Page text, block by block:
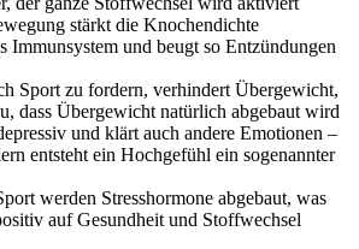
stärkt die Knochendichte
Immunsystem und beugt so Entzündungen
Sport zu fordern, verhindert Übergewicht,
dass Übergewicht natürlich abgebaut wird
und klärt auch andere Emotionen –
entsteht ein Hochgefühl ein sogenannter
werden Stresshormone abgebaut, was
auf Gesundheit und Stoffwechsel